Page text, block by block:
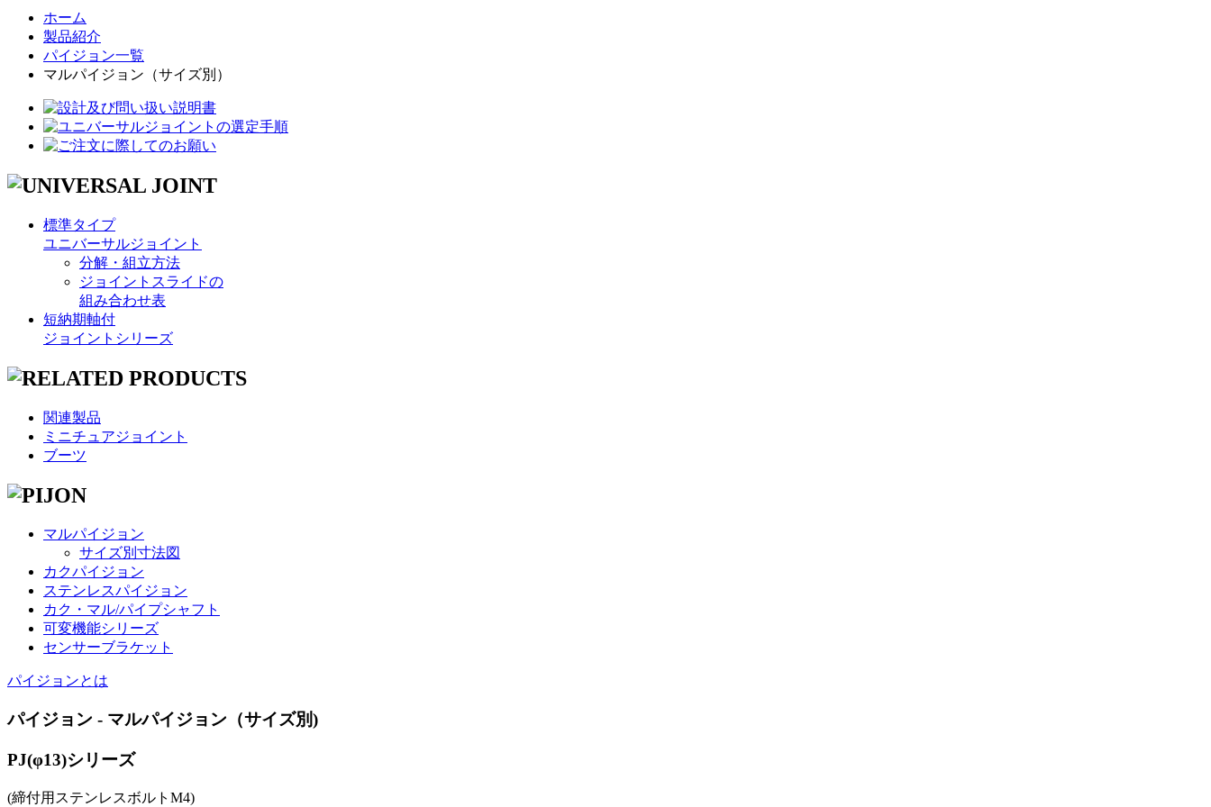
ホーム
製品紹介
パイジョン一覧
マルパイジョン（サイズ別）
標準タイプ
ユニバーサルジョイント
分解・組立方法
ジョイントスライドの
組み合わせ表
短納期軸付
ジョイントシリーズ
関連製品
ミニチュアジョイント
ブーツ
マルパイジョン
サイズ別寸法図
カクパイジョン
ステンレスパイジョン
カク・マル/パイプシャフト
可変機能シリーズ
センサーブラケット
パイジョンとは
パイジョン - マルパイジョン（サイズ別)
PJ(φ13)シリーズ
(締付用ステンレスボルトM4)